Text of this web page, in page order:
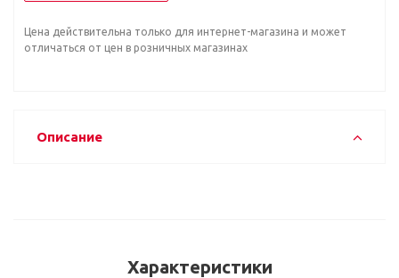
Цена действительна только для интернет-магазина и может
отличаться от цен в розничных магазинах
Описание
Характеристики